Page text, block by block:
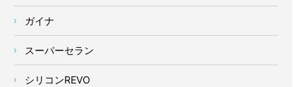
ガイナ
スーパーセラン
シリコンREVO